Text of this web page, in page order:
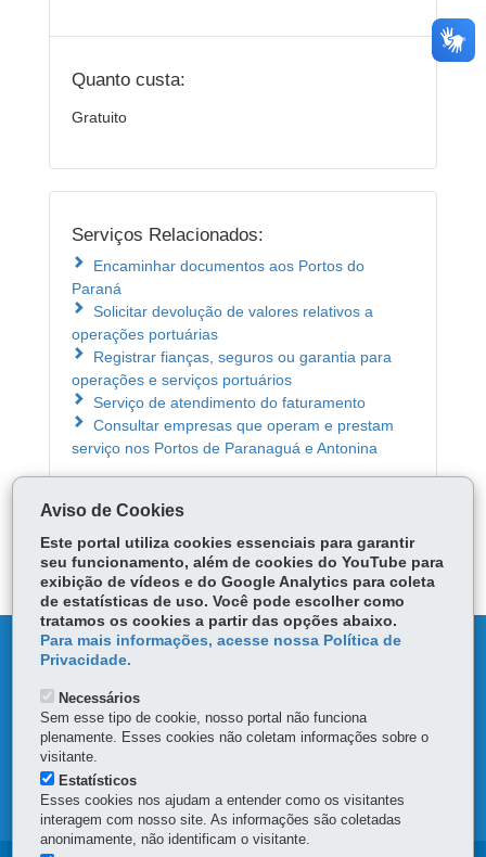
Quanto custa:
Gratuito
Serviços Relacionados:
Encaminhar documentos aos Portos do
Paraná
Solicitar devolução de valores relativos a
operações portuárias
Registrar fianças, seguros ou garantia para
operações e serviços portuários
Serviço de atendimento do faturamento
Consultar empresas que operam e prestam
serviço nos Portos de Paranaguá e Antonina
ÓRGÃO RESPONSÁVEL
DEIXE SUA OPINIÃO
MAPA DO SITE
DENUNCIE CORRUPÇÃO
OUVIDORIA
Aviso de Cookies
Este portal utiliza cookies essenciais para garantir
seu funcionamento, além de cookies do YouTube para
exibição de vídeos e do Google Analytics para coleta
de estatísticas de uso. Você pode escolher como
tratamos os cookies a partir das opções abaixo.
Para mais informações, acesse nossa Política de
Privacidade.
Necessários
Sem esse tipo de cookie, nosso portal não funciona
plenamente. Esses cookies não coletam informações sobre o
visitante.
Estatísticos
Esses cookies nos ajudam a entender como os visitantes
interagem com nosso site. As informações são coletadas
anonimamente, não identificam o visitante.